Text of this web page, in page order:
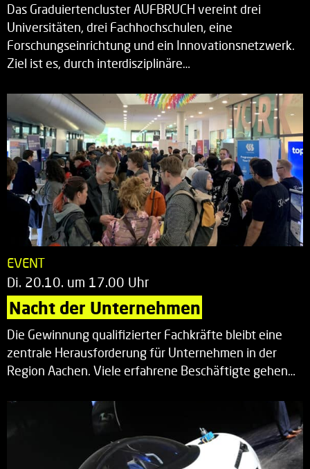
Das Graduiertencluster AUFBRUCH vereint drei
Universitäten, drei Fachhochschulen, eine
Forschungseinrichtung und ein Innovationsnetzwerk.
Ziel ist es, durch interdisziplinäre…
EVENT
Di. 20.10. um 17.00 Uhr
Nacht der Unternehmen
Die Gewinnung qualifizierter Fachkräfte bleibt eine
zentrale Herausforderung für Unternehmen in der
Region Aachen. Viele erfahrene Beschäftigte gehen…